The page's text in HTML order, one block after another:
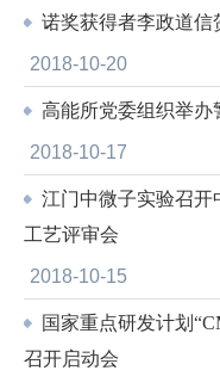
诺奖获得者李政道信
2018-10-20
高能所党委组织举办
2018-10-17
江门中微子实验召开
工艺评审会
2018-10-15
国家重点研发计划
召开启动会